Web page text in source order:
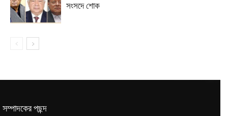
সংসদে শোক
সম্পাদকের পছন্দ